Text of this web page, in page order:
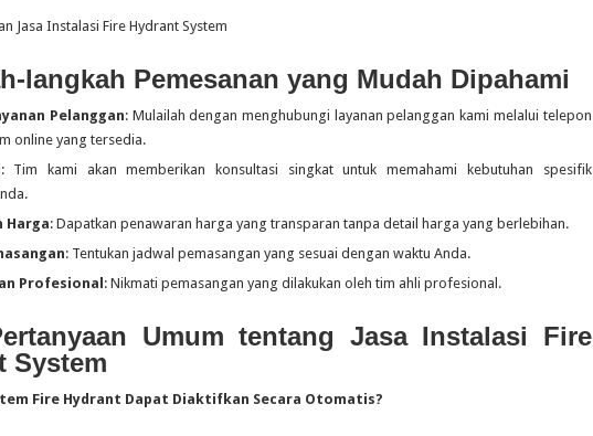
Jasa Instalasi Fire Hydrant System
langkah Pemesanan yang Mudah Dipahami
Pelanggan: Mulailah dengan menghubungi layanan pelanggan kami melalui telepon
online yang tersedia.
: Tim kami akan memberikan konsultasi singkat untuk memahami kebutuhan spesifik
Harga: Dapatkan penawaran harga yang transparan tanpa detail harga yang berlebihan.
: Tentukan jadwal pemasangan yang sesuai dengan waktu Anda.
Profesional : Nikmati pemasangan yang dilakukan oleh tim ahli profesional.
Umum tentang Jasa Instalasi Fire
System
Fire Hydrant Dapat Diaktifkan Secara Otomatis?